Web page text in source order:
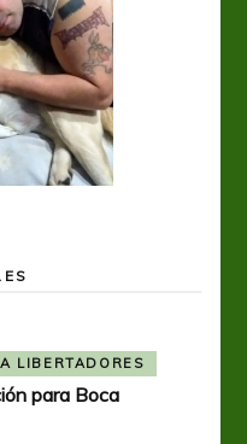
LIBERTADORES
para Boca